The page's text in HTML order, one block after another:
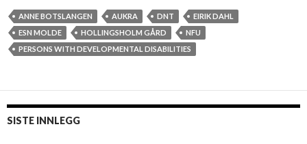
t
e
r
i
ANNE BOTSLANGEN AUKRA DNT
EIRIK DAHL
ESN MOLDE
HOLLINGSHOLM GÅRD
NFU
PERSONS WITH DEVELOPMENTAL DISABILITIES
SISTE INNLEGG